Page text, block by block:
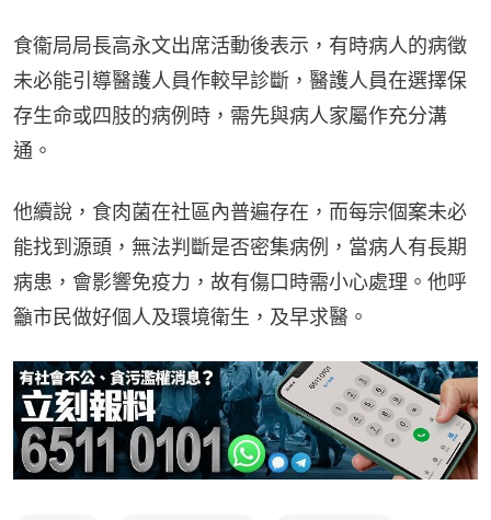
食衞局局長高永文出席活動後表示，有時病人的病徵
未必能引導醫護人員作較早診斷，醫護人員在選擇保
存生命或四肢的病例時，需先與病人家屬作充分溝
通。
他續說，食肉菌在社區內普遍存在，而每宗個案未必
能找到源頭，無法判斷是否密集病例，當病人有長期
病患，會影響免疫力，故有傷口時需小心處理。他呼
籲市民做好個人及環境衛生，及早求醫。